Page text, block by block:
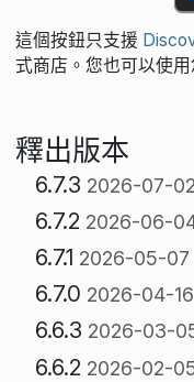
這個按鈕只支援
式商店。您也可以使
釋出版本
6.7.3 2026-07-02
6.7.2 2026-06-
6.7.1 2026-05-07
6.7.0 2026-04-16
6.6.3 2026-03-
6.6.2 2026-02-